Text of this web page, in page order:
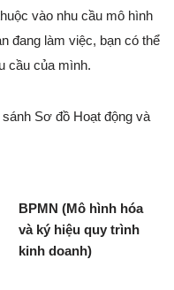
vào nhu cầu mô hình
đang làm việc, bạn có thể
cầu của mình.
Sơ đồ Hoạt động và
BPMN (Mô hình hóa
và ký hiệu quy trình
kinh doanh)